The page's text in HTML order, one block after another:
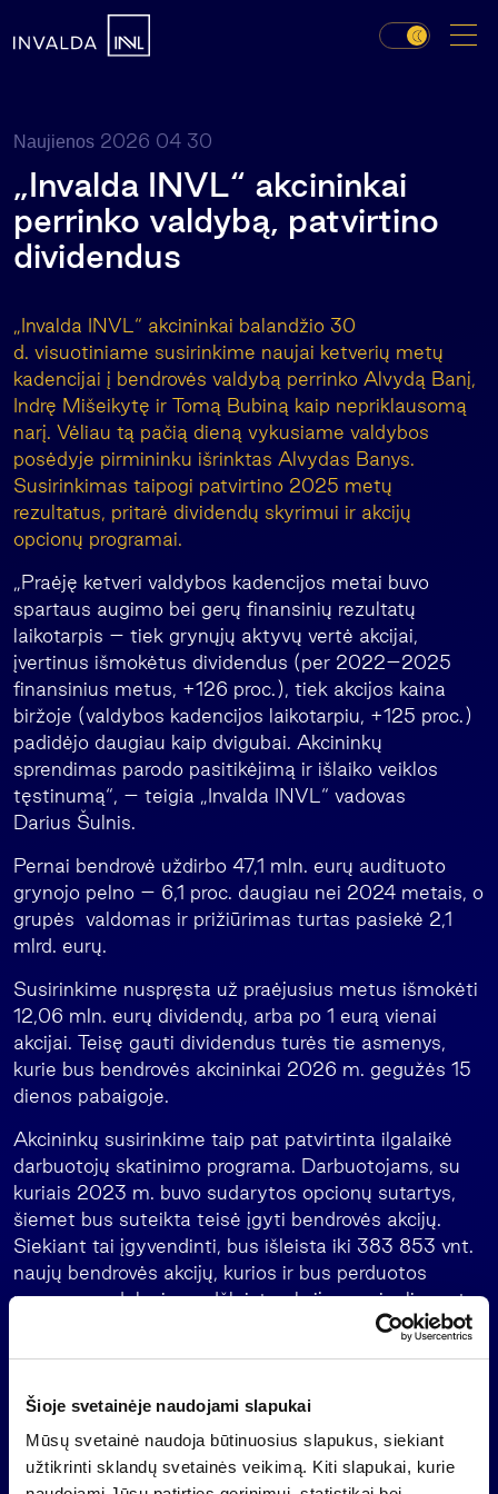
Šioje svetainėje naudojami slapukai
Mūsų svetainė naudoja būtinuosius slapukus, siekiant
užtikrinti sklandų svetainės veikimą. Kiti slapukai, kurie
Naujienos 2026 04 30
„Invalda INVL“ akcininkai
perrinko valdybą, patvirtino
dividendus
„Invalda INVL“ akcininkai balandžio 30
d. visuotiniame susirinkime naujai ketverių metų
kadencijai į bendrovės valdybą perrinko Alvydą Banį,
Indrę Mišeikytę ir Tomą Bubiną kaip nepriklausomą
narį. Vėliau tą pačią dieną vykusiame valdybos
posėdyje pirmininku išrinktas Alvydas Banys.
Susirinkimas taipogi patvirtino 2025 metų
rezultatus, pritarė dividendų skyrimui ir akcijų
opcionų programai.
„Praėję ketveri valdybos kadencijos metai buvo
spartaus augimo bei gerų finansinių rezultatų
laikotarpis – tiek grynųjų aktyvų vertė akcijai,
įvertinus išmokėtus dividendus (per 2022–2025
finansinius metus, +126 proc.), tiek akcijos kaina
biržoje (valdybos kadencijos laikotarpiu, +125 proc.)
padidėjo daugiau kaip dvigubai. Akcininkų
sprendimas parodo pasitikėjimą ir išlaiko veiklos
tęstinumą“, – teigia „Invalda INVL“ vadovas
Darius Šulnis.
Pernai bendrovė uždirbo 47,1 mln. eurų audituoto
grynojo pelno – 6,1 proc. daugiau nei 2024 metais, o
grupės valdomas ir prižiūrimas turtas pasiekė 2,1
mlrd. eurų.
Susirinkime nuspręsta už praėjusius metus išmokėti
12,06 mln. eurų dividendų, arba po 1 eurą vienai
akcijai. Teisę gauti dividendus turės tie asmenys,
kurie bus bendrovės akcininkai 2026 m. gegužės 15
dienos pabaigoje.
Akcininkų susirinkime taip pat patvirtinta ilgalaikė
darbuotojų skatinimo programa. Darbuotojams, su
kuriais 2023 m. buvo sudarytos opcionų sutartys,
šiemet bus suteikta teisė įgyti bendrovės akcijų.
Siekiant tai įgyvendinti, bus išleista iki 383 853 vnt.
naujų bendrovės akcijų, kurios ir bus perduotos
programos dalyviams. Išleistų akcijų nominalia verte
bus didinamas bendrovės įstatinis kapitalas.
opcionų programa būtų tęsiama – 2026 metais
darbuotojams bus siūloma sudaryti naujas opcionų
sutartis, pagal kurias jie po 3 metų galės įsigyti iki
100 tūkst. vnt. įmonės akcijų.